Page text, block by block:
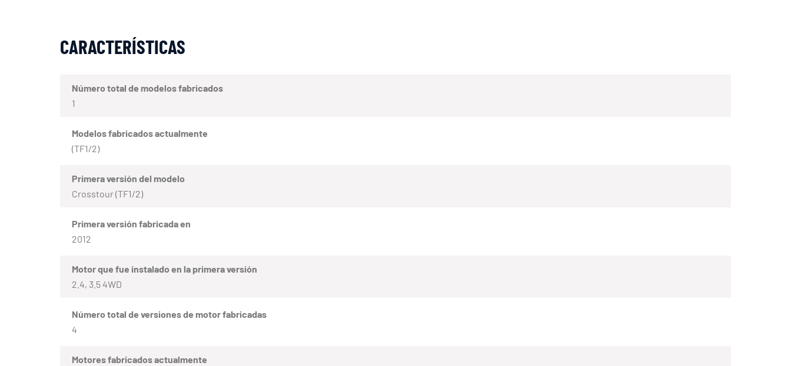
CARACTERÍSTICAS
Número total de modelos fabricados
1
Modelos fabricados actualmente
(TF1/2)
Primera versión del modelo
Crosstour (TF1/2)
Primera versión fabricada en
2012
Motor que fue instalado en la primera versión
2.4, 3.5 4WD
Número total de versiones de motor fabricadas
4
Motores fabricados actualmente